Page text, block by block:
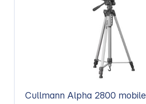
Cullmann Alpha 2800 mobile